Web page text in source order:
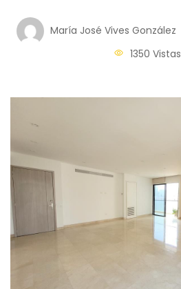
María José Vives González
1350 Vistas